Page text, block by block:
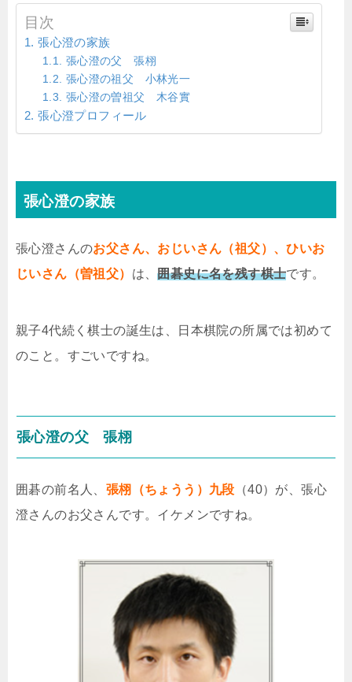
目次
張心澄の家族
張心澄の父 張栩
張心澄の祖父 小林光一
張心澄の曽祖父 木谷實
張心澄プロフィール
張心澄の家族
張心澄さんのお父さん、おじいさん（祖父）、ひいお
じいさん（曽祖父） は、囲碁史に名を残す棋士です。
親子4代続く棋士の誕生は、日本棋院の所属では初めて
のこと。すごいですね。
張心澄の父 張栩
囲碁の前名人、 張栩（ちょうう）九段 （40）が、張心
澄さんのお父さんです。イケメンですね。